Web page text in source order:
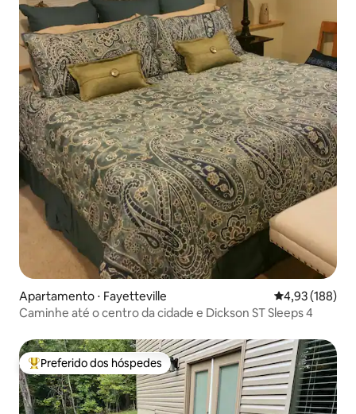
Apartamento ⋅ Fayetteville 4,93 de uma
4,93 (188)
Caminhe até o centro da cidade e Dickson ST Sleeps 4
Entre os melhores preferidos dos hóspedes
Preferido dos hóspedes